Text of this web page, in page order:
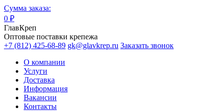
Сумма заказа:
0 ₽
ГлавКреп
Оптовые поставки крепежа
+7 (812) 425-68-89 gk@glavkrep.ru Заказать звонок
О компании
Услуги
Доставка
Информация
Вакансии
Контакты